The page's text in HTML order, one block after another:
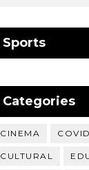
Sports
Categories
CINEMA
CULTURAL